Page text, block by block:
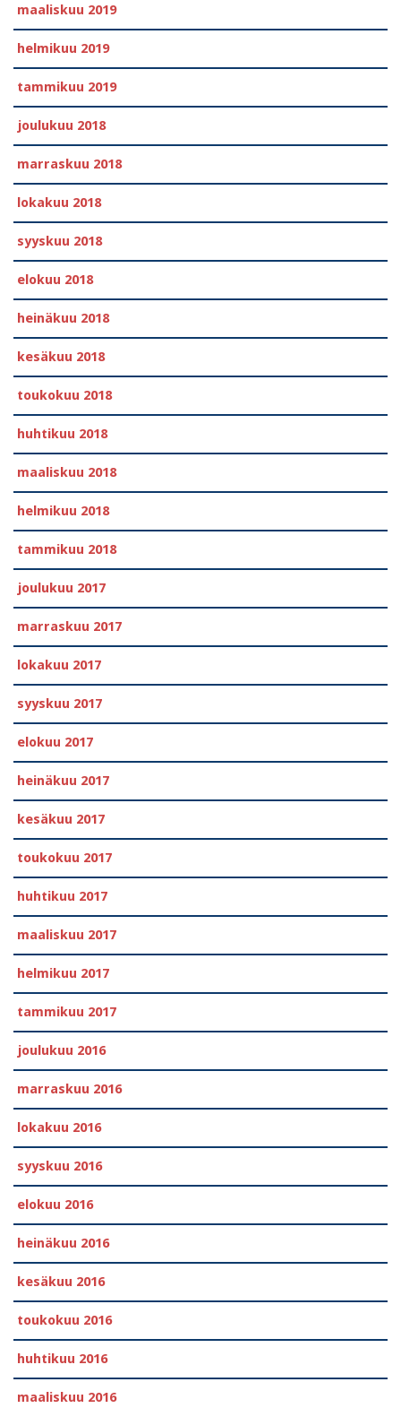
maaliskuu 2019
helmikuu 2019
tammikuu 2019
joulukuu 2018
marraskuu 2018
lokakuu 2018
syyskuu 2018
elokuu 2018
heinäkuu 2018
kesäkuu 2018
toukokuu 2018
huhtikuu 2018
maaliskuu 2018
helmikuu 2018
tammikuu 2018
joulukuu 2017
marraskuu 2017
lokakuu 2017
syyskuu 2017
elokuu 2017
heinäkuu 2017
kesäkuu 2017
toukokuu 2017
huhtikuu 2017
maaliskuu 2017
helmikuu 2017
tammikuu 2017
joulukuu 2016
marraskuu 2016
lokakuu 2016
syyskuu 2016
elokuu 2016
heinäkuu 2016
kesäkuu 2016
toukokuu 2016
huhtikuu 2016
maaliskuu 2016